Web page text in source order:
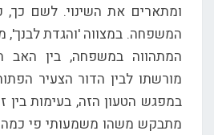
ומתארים את השינוי. לשם
המשפחה. במצווה 'והגדת לבנך',
המתהווה במשפחה, בין האב
מורשתו לבין הדור הצעיר
במפגש הטעון הזה, בעימות בין
מתבקש משהו משמעותי פי כמה